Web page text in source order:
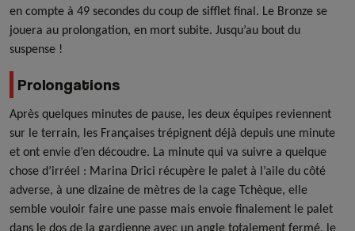
en compte à 49 secondes du coup de sifflet final. Le Bronze se
jouera au prolongation, en mort subite. Jusqu’au bout du
suspense !
Prolongations
Après quelques minutes de pause, les deux équipes reviennent
sur le terrain, les Françaises trépignent déjà depuis une minute
et ont envie d’en découdre. La minute qui va suivre a quelque
chose d’irréel : Marina Drici récupère le palet à l’aile du côté
adverse, à une dizaine de mètres de la cage Tchèque, elle
semble vouloir faire une passe mais envoie finalement le palet
dans le dos de la gardienne avec un angle totalement fermé, le